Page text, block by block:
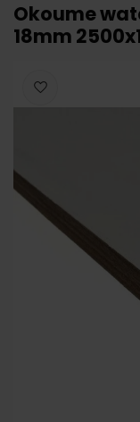
Okoume
18mm